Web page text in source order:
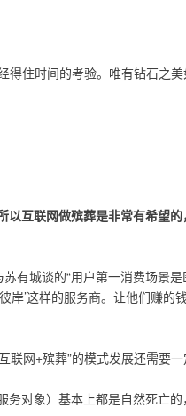
得住时间的考验。唯有钻石之
互联网做殡葬是非常有希望
苏有城谈的“用户第一消费场景是
岸’这样的服务商。让他们赚的
网+殡葬”的模式发展还需要一
务对象）基本上都是自然死亡